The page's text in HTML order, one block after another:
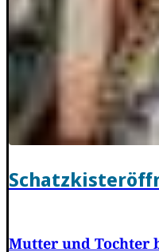
Mutter und Tochter